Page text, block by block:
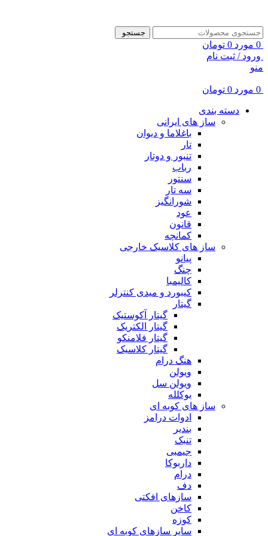
جستجو
0 مورد 0 تومان
ورود / ثبت نام
منو
0 مورد 0 تومان
دسته بندی
ساز های ایرانی
باغلاما و دیوان
تار
تنبور و دوتار
رباب
سنتور
سه تار
شورانگیز
عود
قانون
کمانچه
ساز های کلاسیک خارجی
پیانو
چنگ
کالیمبا
کیبورد و میدی کنترلر
گیتار
گیتار آکوستیک
گیتار الکتریک
گیتار فلامنکو
گیتار کلاسیک
هنگ درام
ویولن
ویولن سل
یوکلله
ساز های کوبه ای
ادوات درامز
بندیر
تنبک
جیمبی
داربوکا
درام
دف
سازهای افکتی
کاخن
کوزه
سایر سازهای کوبه ای